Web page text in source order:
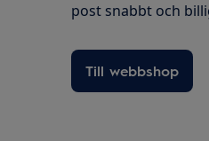
post snabbt och
Till webbshop